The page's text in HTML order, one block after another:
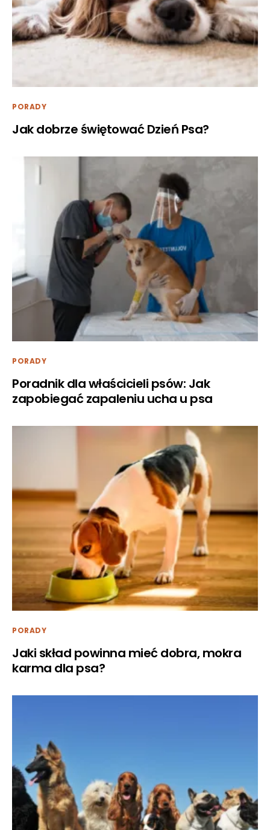
PORADY
Jak dobrze świętować Dzień Psa?
PORADY
Poradnik dla właścicieli psów: Jak
zapobiegać zapaleniu ucha u psa
PORADY
Jaki skład powinna mieć dobra, mokra
karma dla psa?